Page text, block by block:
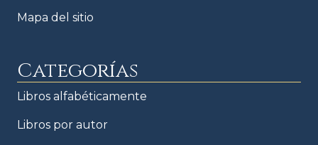
Mapa del sitio
Categorías
Libros alfabéticamente
Libros por autor